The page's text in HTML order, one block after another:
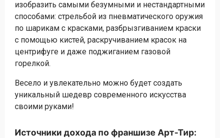
изобразить самыми безумными и нестандартными
способами: стрельбой из пневматического оружия
по шарикам с красками, разбрызгиванием краски
с помощью кистей, раскручиванием красок на
центрифуге и даже поджиганием газовой
горелкой.
Весело и увлекательно можно будет создать
уникальный шедевр современного искусства
своими руками!
Источники дохода по франшизе Арт-Тир: